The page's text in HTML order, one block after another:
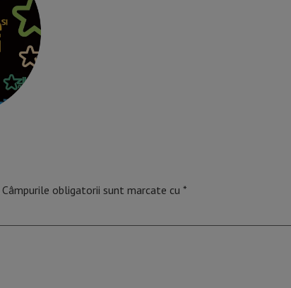
Câmpurile obligatorii sunt marcate cu *